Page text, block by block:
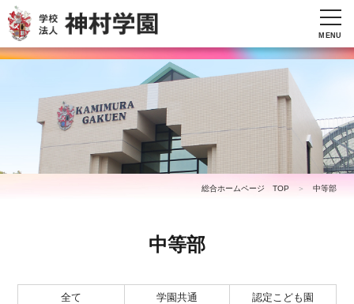
MENU
中等部
総合ホームページ TOP ＞ 中等部
全て 学園共通 認定こども園